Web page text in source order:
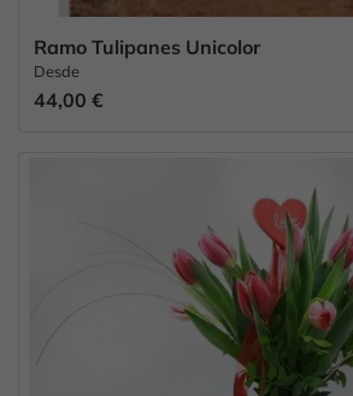
Ramo Tulipanes Unicolor
Desde
44,00 €